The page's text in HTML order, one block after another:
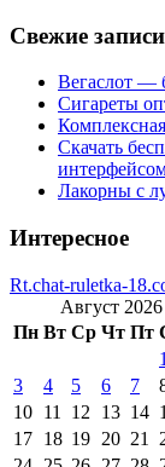
Свежие записи
Вегаслот —
Сигареты
Скачать
Лакорны с
Интересное
Rt.chat-ruletka-
Август 2026
Пн Вт Ср Чт Пт
1
3
4 5 6 7
10 11 12 13 14
17 18 19 20 21